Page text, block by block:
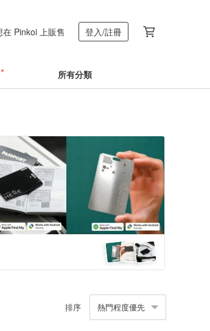
在 Pinkoi 上販售 登入/註冊
所有分類
排序 熱門程度優先